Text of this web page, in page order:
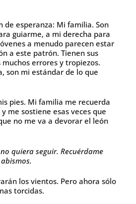
de esperanza: Mi familia. Son
guiarme, a mi derecha para
a menudo parecen estar
a este patrón. Tienen sus
errores y tropiezos.
son mi estándar de lo que
pies. Mi familia me recuerda
me sostiene esas veces que
no me va a devorar el león
quiera seguir. Recuérdame
los vientos. Pero ahora sólo
torcidas.